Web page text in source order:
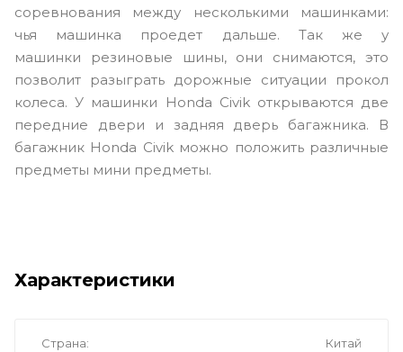
соревнования между несколькими машинками:
чья машинка проедет дальше. Так же у
машинки резиновые шины, они снимаются, это
позволит разыграть дорожные ситуации прокол
колеса. У машинки Honda Civik открываются две
передние двери и задняя дверь багажника. В
багажник Honda Civik можно положить различные
предметы мини предметы.
Характеристики
Страна
Китай